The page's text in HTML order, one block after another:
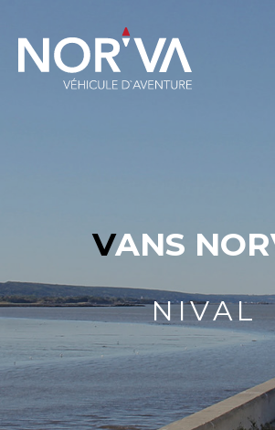
VANS
NIVAL